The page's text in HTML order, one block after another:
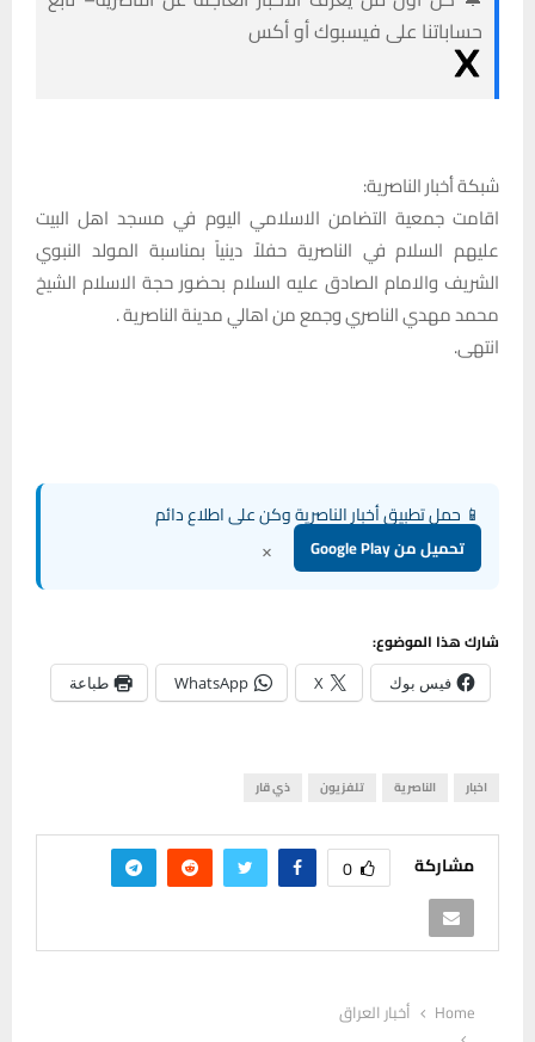
حساباتنا على فيسبوك أو أكس
شبكة أخبار الناصرية:
اقامت جمعية التضامن الاسلامي اليوم في مسجد اهل البيت
عليهم السلام في الناصرية حفلاً دينياً بمناسبة المولد النبوي
الشريف والامام الصادق عليه السلام بحضور حجة الاسلام الشيخ
محمد مهدي الناصري وجمع من اهالي مدينة الناصرية .
انتهى.
📱 حمل تطبيق أخبار الناصرية وكن على اطلاع دائم
تحميل من Google Play ×
شارك هذا الموضوع:
فيس بوك X
WhatsApp طباعة
اخبار الناصرية تلفزيون ذي قار
مشاركة 0
Home
أخبار العراق